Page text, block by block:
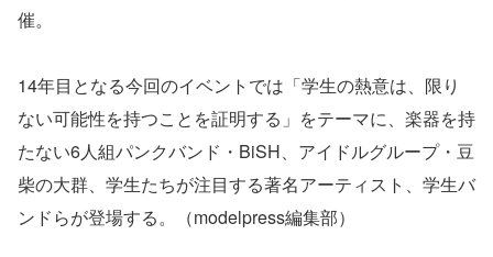
催。
14年目となる今回のイベントでは「学生の熱意は、限り
ない可能性を持つことを証明する」をテーマに、楽器を持
たない6人組パンクバンド・BiSH、アイドルグループ・豆
柴の大群、学生たちが注目する著名アーティスト、学生バ
ンドらが登場する。（modelpress編集部）